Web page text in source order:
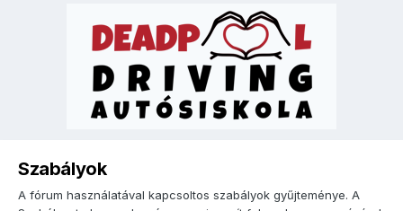
Szabályok
A fórum használatával kapcsoltos szabályok gyűjteménye. A